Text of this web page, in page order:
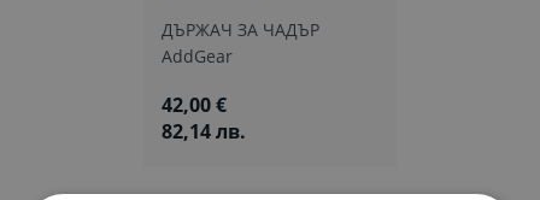
ДЪРЖАЧ ЗА ЧАДЪР
AddGear
42,00 €
82,14 лв.